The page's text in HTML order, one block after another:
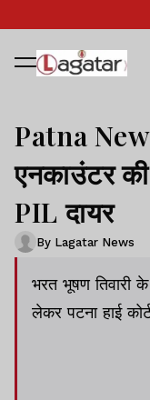
Patna
एनकाउंटर
PIL दायर
By Lagatar News
भरत भूषण तिवारी
लेकर पटना हाई